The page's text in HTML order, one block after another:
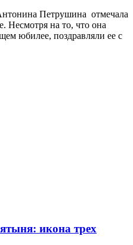
Петрушина отмечала
Несмотря на то, что она
юбилее, поздравляли ее с
икона трех